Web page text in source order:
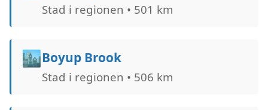
Stad i regionen • 501 km
🏙️Boyup Brook
Stad i regionen • 506 km